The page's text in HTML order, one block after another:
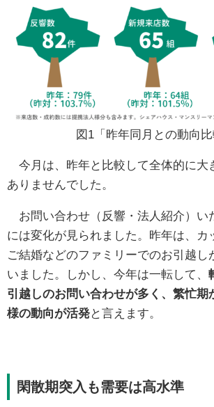
図1「昨年同月との動向比
今月は、昨年と比較して全体的に大
ありませんでした。
お問い合わせ（反響・法人紹介）い
には変化が見られました。昨年は、カ
ご結婚などのファミリーでのお引越し
いました。しかし、今年は一転して、
引越しのお問い合わせが多く、繁忙期
様の動向が活発と言えます。
閑散期突入も需要は高水準